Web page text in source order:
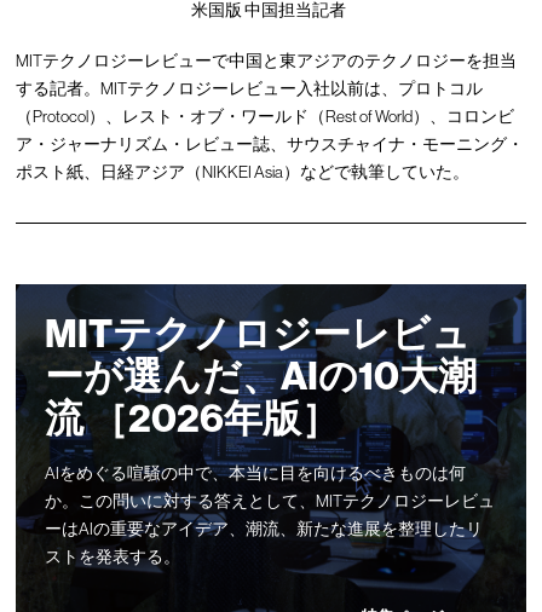
米国版 中国担当記者
MITテクノロジーレビューで中国と東アジアのテクノロジーを担当
する記者。MITテクノロジーレビュー入社以前は、プロトコル
（Protocol）、レスト・オブ・ワールド（Rest of World）、コロンビ
ア・ジャーナリズム・レビュー誌、サウスチャイナ・モーニング・
ポスト紙、日経アジア（NIKKEI Asia）などで執筆していた。
MITテクノロジーレビュ
ーが選んだ、AIの10大潮
流 ［2026年版］
AIをめぐる喧騒の中で、本当に目を向けるべきものは何
か。この問いに対する答えとして、MITテクノロジーレビュ
ーはAIの重要なアイデア、潮流、新たな進展を整理したリ
ストを発表する。